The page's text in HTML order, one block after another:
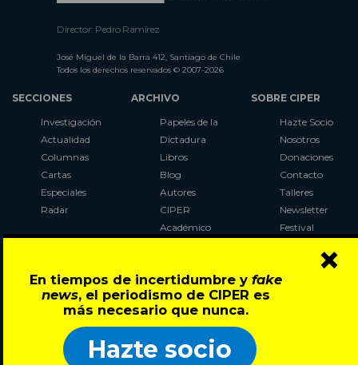
En tiempos de incertidumbre y fake
news, el periodismo de CIPER es
más necesario que nunca.
Hazte socio
×
Director: Pedro Ramírez
José Miguel de la Barra 412, Santiago de Chile
Todos los derechos reservados © 2007-2026
SECCIONES
Investigación
Actualidad
Columnas
Cartas
Especiales
Radar
ARCHIVO
Papeles de la
Dictadura
Libros
Blog
Autores
CIPER
Académico
Al Plebiscito
con CIPER
SOBRE CIPER
Hazte Socio
Nosotros
Donaciones
Contacto
Talleres
Newsletter
Festival